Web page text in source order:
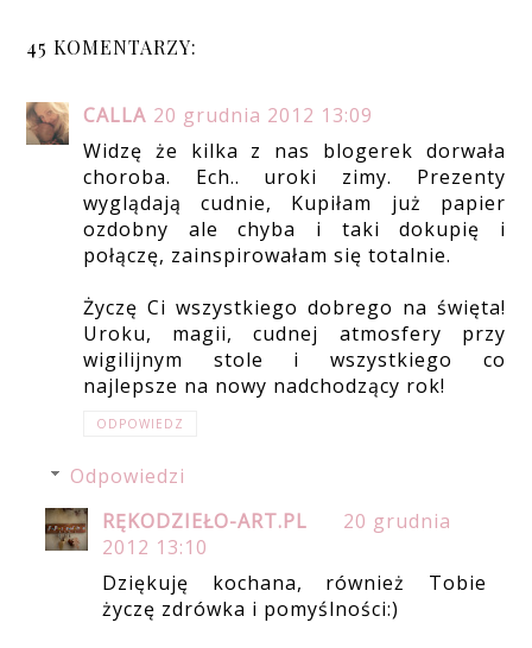
45 KOMENTARZY:
CALLA 20 grudnia 2012 13:09
Widzę że kilka z nas blogerek dorwała
choroba. Ech.. uroki zimy. Prezenty
wyglądają cudnie, Kupiłam już papier
ozdobny ale chyba i taki dokupię i
połączę, zainspirowałam się totalnie.
Życzę Ci wszystkiego dobrego na święta!
Uroku, magii, cudnej atmosfery przy
wigilijnym stole i wszystkiego co
najlepsze na nowy nadchodzący rok!
ODPOWIEDZ
Odpowiedzi
RĘKODZIEŁO-ART.PL
20 grudnia
2012 13:10
Dziękuję kochana, również Tobie
życzę zdrówka i pomyślności:)